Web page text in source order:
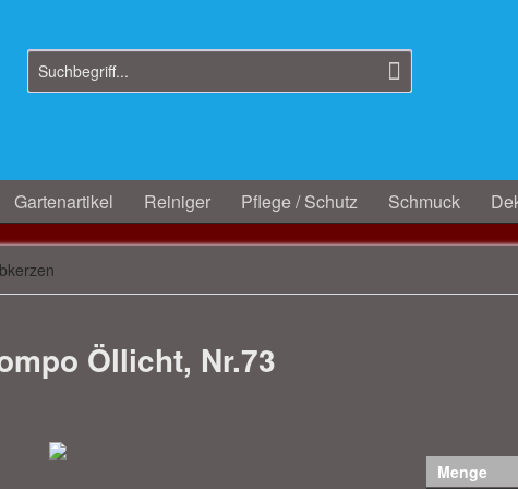
Gartenartikel Reiniger Pflege / Schutz Schmuck
Öllicht, Nr.73
Menge